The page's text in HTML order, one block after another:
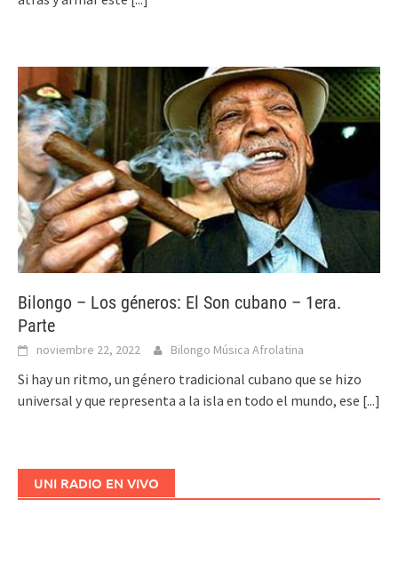
Bilongo – Los géneros: El Son cubano – 1era.
Parte
noviembre 22, 2022 Bilongo Música Afrolatina
Si hay un ritmo, un género tradicional cubano que se hizo
universal y que representa a la isla en todo el mundo, ese [...]
UNI RADIO EN VIVO